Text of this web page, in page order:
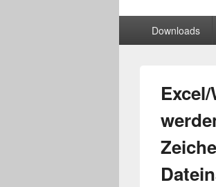
Downloads